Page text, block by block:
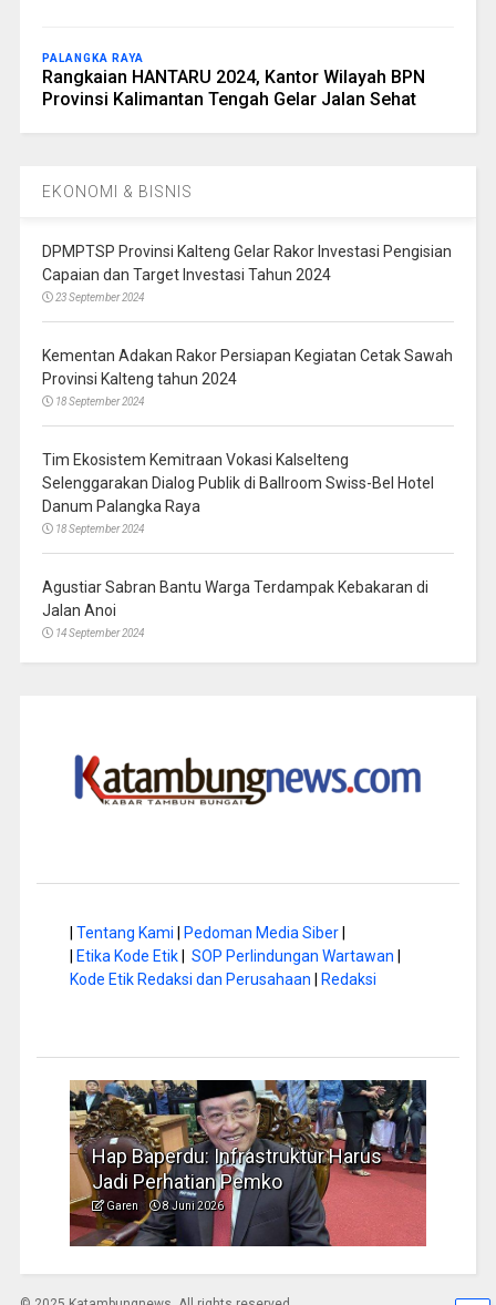
PALANGKA RAYA
Rangkaian HANTARU 2024, Kantor Wilayah BPN
Provinsi Kalimantan Tengah Gelar Jalan Sehat
EKONOMI & BISNIS
DPMPTSP Provinsi Kalteng Gelar Rakor Investasi Pengisian
Capaian dan Target Investasi Tahun 2024
23 September 2024
Kementan Adakan Rakor Persiapan Kegiatan Cetak Sawah
Provinsi Kalteng tahun 2024
18 September 2024
Tim Ekosistem Kemitraan Vokasi Kalselteng
Selenggarakan Dialog Publik di Ballroom Swiss-Bel Hotel
Danum Palangka Raya
18 September 2024
Agustiar Sabran Bantu Warga Terdampak Kebakaran di
Jalan Anoi
14 September 2024
Tentang Kami Pedoman Media Siber|
Etika Kode Etik| SOP Perlindungan Wartawan
Kode Etik Redaksi dan Perusahaan
Redaksi
Hap Baperdu: Infrastruktur Harus
Jadi Perhatian Pemko
Garen 8 Juni 2026